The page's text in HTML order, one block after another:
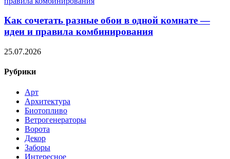
Как сочетать разные обои в одной комнате —
идеи и правила комбинирования
25.07.2026
Рубрики
Арт
Архитектура
Биотопливо
Ветрогенераторы
Ворота
Декор
Заборы
Интересное